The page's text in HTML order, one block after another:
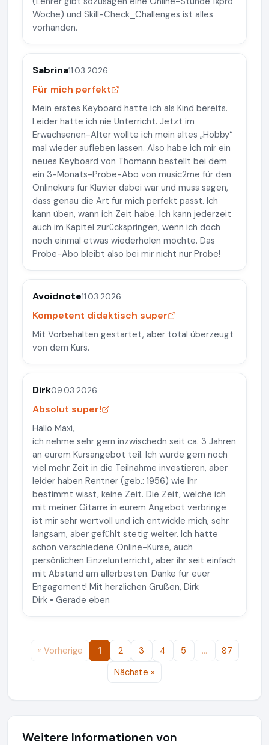
Woche) und Skill-Check_Challenges ist alles
vorhanden.
Sabrina11.03.2026
Für mich perfekt
Mein erstes Keyboard hatte ich als Kind bereits.
Leider hatte ich nie Unterricht. Jetzt im
Erwachsenen-Alter wollte ich mein altes „Hobby“
mal wieder aufleben lassen. Also habe ich mir ein
neues Keyboard von Thomann bestellt bei dem
ein 3-Monats-Probe-Abo von music2me für den
Onlinekurs für Klavier dabei war und muss sagen,
dass genau die Art für mich perfekt passt. Ich
kann üben, wann ich Zeit habe. Ich kann jederzeit
auch im Kapitel zurückspringen, wenn ich doch
noch einmal etwas wiederholen möchte. Das
Probe-Abo bleibt also bei mir nicht nur Probe!
Avoidnote11.03.2026
Kompetent didaktisch super
Mit Vorbehalten gestartet, aber total überzeugt
von dem Kurs.
Dirk09.03.2026
Absolut super!
Hallo Maxi,
ich nehme sehr gern inzwischedn seit ca. 3 Jahren
an eurem Kursangebot teil. Ich würde gern noch
viel mehr Zeit in die Teilnahme investieren, aber
leider haben Rentner (geb.: 1956) wie Ihr
bestimmt wisst, keine Zeit. Die Zeit, welche ich
mit meiner Gitarre in eurem Angebot verbringe
ist mir sehr wertvoll und ich entwickle mich, sehr
langsam, aber gefühlt stetig weiter. Ich hatte
schon verschiedene Online-Kurse, auch
persönlichen Einzelunterricht, aber ihr seit einfach
mit Abstand am allerbesten. Danke für euer
Engagement! Mit herzlichen Grüßen, Dirk
Dirk • Gerade eben
« Vorherige 1 2 3 4 5 …
87
Nächste »
Weitere Informationen von